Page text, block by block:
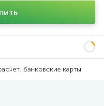
банковские карты